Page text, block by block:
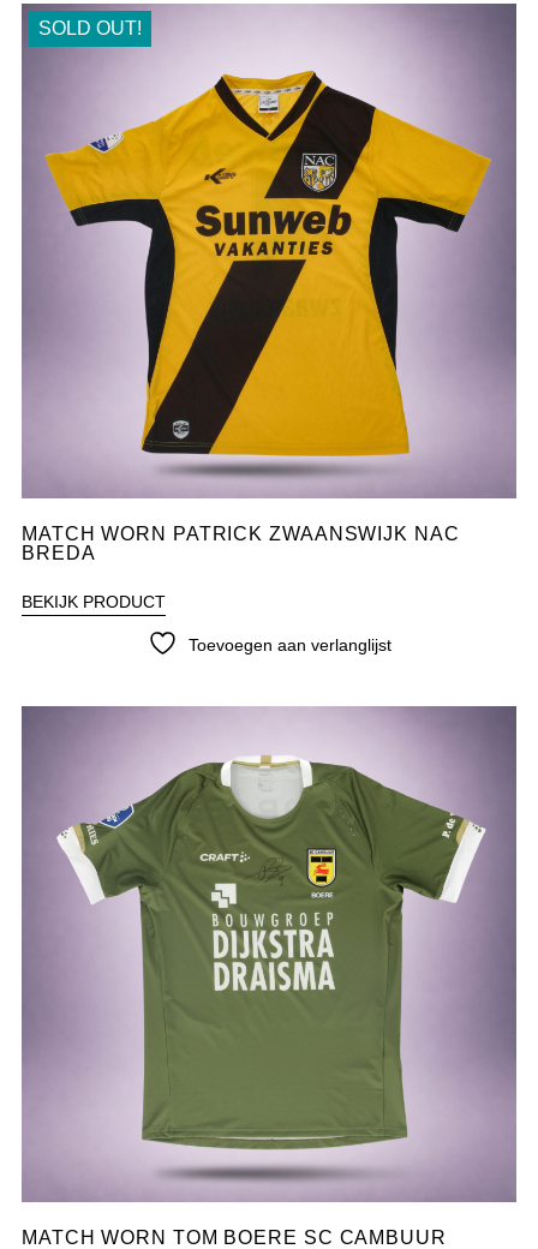
SOLD OUT!
MATCH WORN PATRICK ZWAANSWIJK NAC
BREDA
BEKIJK PRODUCT
Toevoegen aan verlanglijst
MATCH WORN TOM BOERE SC CAMBUUR